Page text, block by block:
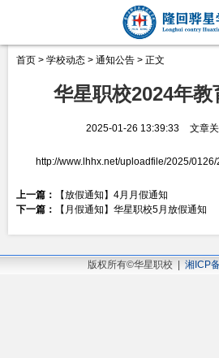
首页 > 学校动态 > 通知公告 > 正文
华星职校2024年教
2025-01-26 13:39:33 文章
http://www.lhhx.net/uploadfile/2025/
上一篇：
【放假通知】4月月假通知
下一篇：
【月假通知】华星职校5月放假通知
版权所有©华星职校 | 湘ICP